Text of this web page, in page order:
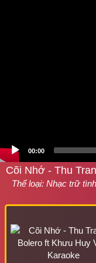
00:00
Cõi Nhớ - Thu
Thể loại: Nhạc trữ